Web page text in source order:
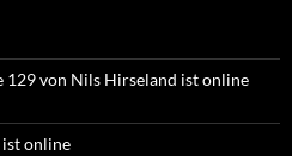
von Nils Hirseland ist online
online